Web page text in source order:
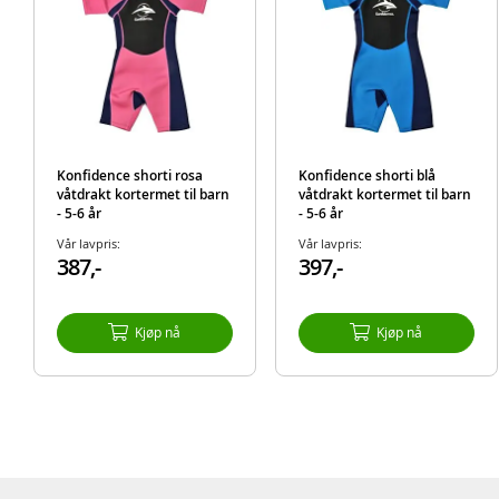
Konfidence shorti rosa
våtdrakt kortermet til barn
- 5-6 år
Vår lavpris:
387,-
Kjøp nå
Konfidence shorti blå
våtdrakt kortermet til barn
- 5-6 år
Vår lavpris:
397,-
Kjøp nå